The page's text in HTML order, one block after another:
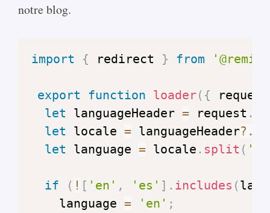
notre blog.
import { redirect } from
export function loader( {
let languageHeader = request .
let locale = languageHeader?.
let language = locale . split ( '-'
if ( ! [ 'en' , 'es' ] . includes (
    language
= 'en' ;